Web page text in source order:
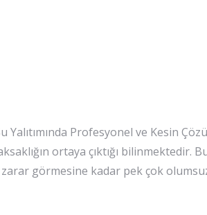
Yalıtımında Profesyonel ve Kesin
ortaya çıktığı bilinmektedir.
görmesine kadar pek çok